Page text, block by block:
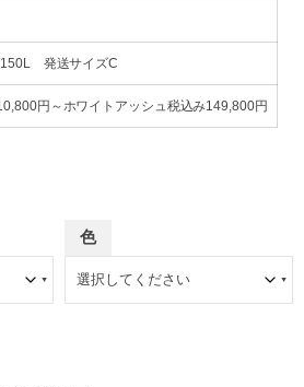
発送サイズC
円～ホワイトアッシュ税込み149,800円
色